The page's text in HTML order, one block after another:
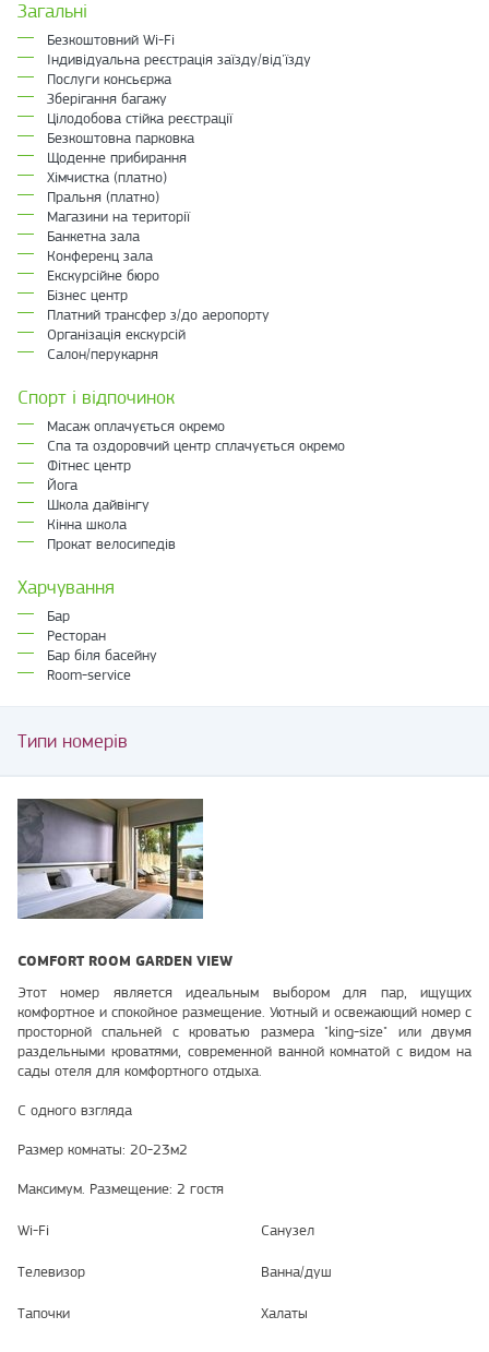
Загальні
Безкоштовний Wi-Fi
Індивідуальна реєстрація заїзду/від'їзду
Послуги консьєржа
Зберігання багажу
Цілодобова стійка реєстрації
Безкоштовна парковка
Щоденне прибирання
Хімчистка (платно)
Пральня (платно)
Магазини на території
Банкетна зала
Конференц зала
Екскурсійне бюро
Бізнес центр
Платний трансфер з/до аеропорту
Організація екскурсій
Салон/перукарня
Спорт і відпочинок
Масаж оплачується окремо
Спа та оздоровчий центр сплачується окремо
Фітнес центр
Йога
Школа дайвінгу
Кінна школа
Прокат велосипедів
Харчування
Бар
Ресторан
Бар біля басейну
Room-service
Типи номерів
COMFORT ROOM GARDEN VIEW
Этот номер является идеальным выбором для пар, ищущих
комфортное и спокойное размещение. Уютный и освежающий номер с
просторной спальней с кроватью размера "king-size" или двумя
раздельными кроватями, современной ванной комнатой с видом на
сады отеля для комфортного отдыха.
С одного взгляда
Размер комнаты: 20-23м2
Максимум. Размещение: 2 гостя
Wi-Fi Санузел
Телевизор Ванна/душ
Тапочки Халаты